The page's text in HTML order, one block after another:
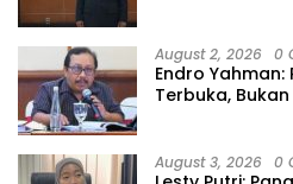
August 2, 2026 0
Endro
Terbuka,
August 3, 2026 0